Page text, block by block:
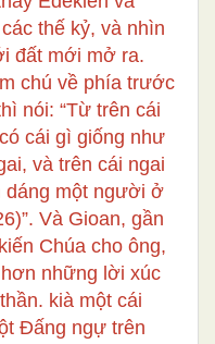
thế kỷ, và nhìn
đất mới mở ra.
chú về phía trước
nói: “Từ trên cái
cái gì giống như
và trên cái ngai
dáng một người ở
Và Gioan, gần
Chúa cho ông,
những lời xúc
kià một cái
Đấng ngự trên